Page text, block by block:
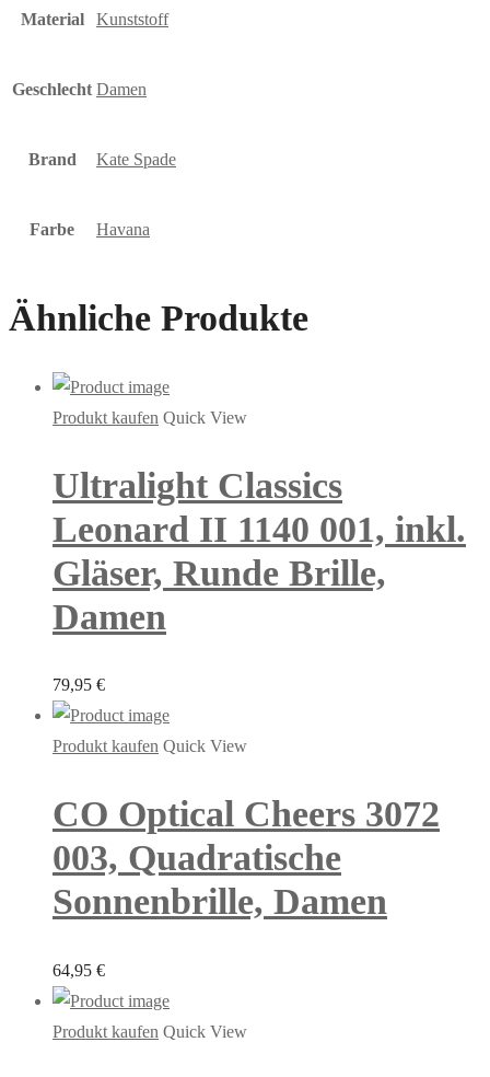
Material Kunststoff
Geschlecht Damen
Brand Kate Spade
Farbe Havana
Ähnliche Produkte
Produkt kaufen Quick View
Ultralight Classics
Leonard II 1140 001, inkl.
Gläser, Runde Brille,
Damen
79,95 €
Produkt kaufen Quick View
CO Optical Cheers 3072
003, Quadratische
Sonnenbrille, Damen
64,95 €
Produkt kaufen Quick View